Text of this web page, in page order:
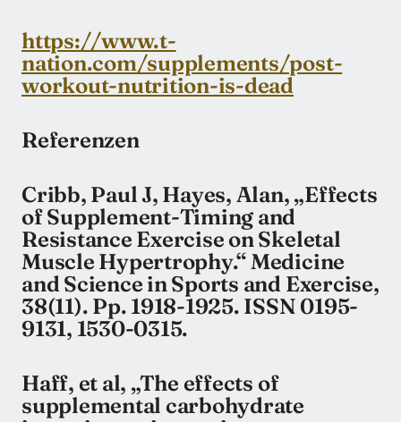
https://www.t-
nation.com/supplements/post-
workout-nutrition-is-dead
Referenzen
Cribb, Paul J, Hayes, Alan, „Effects
of Supplement-Timing and
Resistance Exercise on Skeletal
Muscle Hypertrophy.“ Medicine
and Science in Sports and Exercise,
38(11). Pp. 1918-1925. ISSN 0195-
9131, 1530-0315.
Haff, et al, „The effects of
supplemental carbohydrate